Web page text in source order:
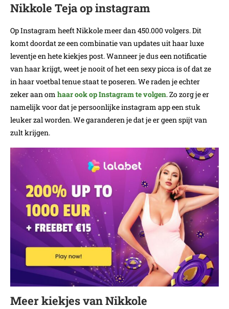
Nikkole Teja op instagram
Op Instagram heeft Nikkole meer dan 450.000 volgers. Dit
komt doordat ze een combinatie van updates uit haar luxe
leventje en hete kiekjes post. Wanneer je dus een notificatie
van haar krijgt, weet je nooit of het een sexy picca is of dat ze
in haar voetbal tenue staat te poseren. We raden je echter
zeker aan om haar ook op Instagram te volgen. Zo zorg je er
namelijk voor dat je persoonlijke instagram app een stuk
leuker zal worden. We garanderen je dat je er geen spijt van
zult krijgen.
Meer kiekjes van Nikkole